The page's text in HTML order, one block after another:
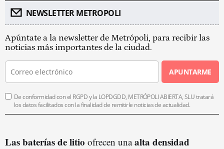
NEWSLETTER METROPOLI
Apúntate a la newsletter de Metrópoli, para recibir las
noticias más importantes de la ciudad.
APUNTARME
De conformidad con el RGPD y la LOPDGDD, METRÓPOLI ABIERTA, SLU tratará
los datos facilitados con la finalidad de remitirle noticias de actualidad.
Las baterías de litio ofrecen unaalta densidad